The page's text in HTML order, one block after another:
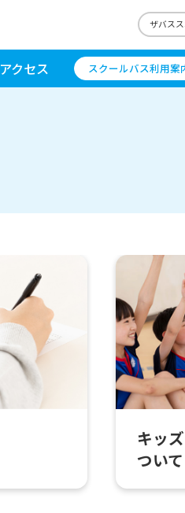
ザバス
アクセス スクールバス利用案
キッ
ついて